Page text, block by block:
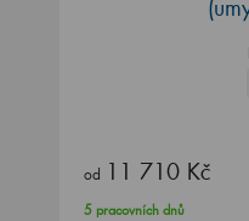
od 11 710 Kč
5 pracovních dnů